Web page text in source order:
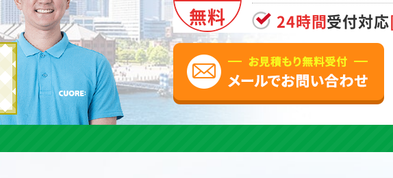
無料 24時間受付対応